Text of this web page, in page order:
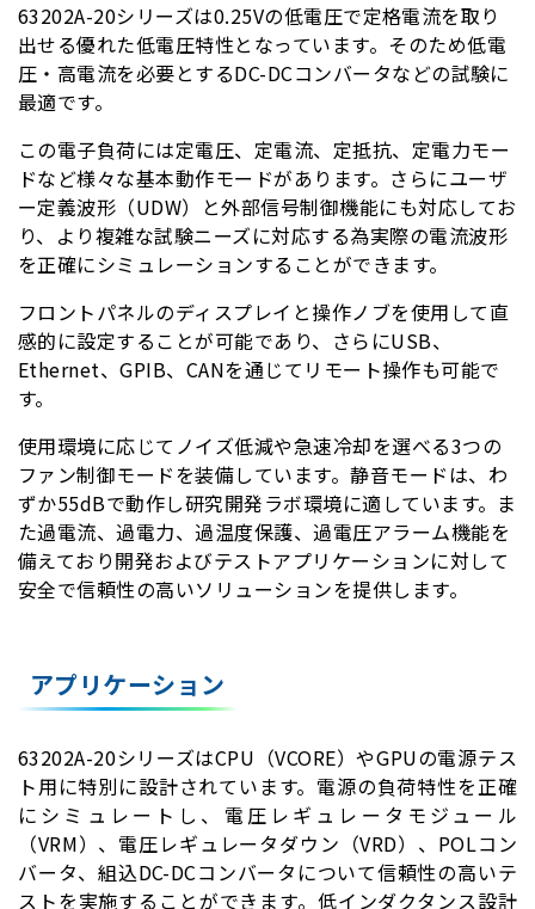
63202A-20シリーズは0.25Vの低電圧で定格電流を取り
出せる優れた低電圧特性となっています。そのため低電
圧・高電流を必要とするDC-DCコンバータなどの試験に
最適です。
この電子負荷には定電圧、定電流、定抵抗、定電力モー
ドなど様々な基本動作モードがあります。さらにユーザ
ー定義波形（UDW）と外部信号制御機能にも対応してお
り、より複雑な試験ニーズに対応する為実際の電流波形
を正確にシミュレーションすることができます。
フロントパネルのディスプレイと操作ノブを使用して直
感的に設定することが可能であり、さらにUSB、
Ethernet、GPIB、CANを通じてリモート操作も可能で
す。
使用環境に応じてノイズ低減や急速冷却を選べる3つの
ファン制御モードを装備しています。静音モードは、わ
ずか55dBで動作し研究開発ラボ環境に適しています。ま
た過電流、過電力、過温度保護、過電圧アラーム機能を
備えており開発およびテストアプリケーションに対して
安全で信頼性の高いソリューションを提供します。
アプリケーション
63202A-20シリーズはCPU（VCORE）やGPUの電源テス
ト用に特別に設計されています。電源の負荷特性を正確
にシミュレートし、電圧レギュレータモジュール
（VRM）、電圧レギュレータダウン（VRD）、POLコン
バータ、組込DC-DCコンバータについて信頼性の高いテ
ストを実施することができます。低インダクタンス設計